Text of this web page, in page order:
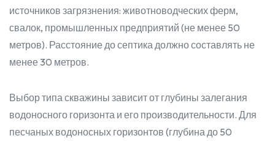
источников загрязнения: животноводческих ферм,
свалок, промышленных предприятий (не менее 50
метров). Расстояние до септика должно составлять не
менее 30 метров.
Выбор типа скважины зависит от глубины залегания
водоносного горизонта и его производительности. Для
песчаных водоносных горизонтов (глубина до 50